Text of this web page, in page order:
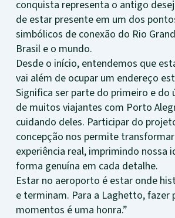
conquista representa o antigo
de estar presente em um dos
simbólicos de conexão do Rio
Brasil e o mundo.
Desde o início, entendemos que
vai além de ocupar um endereço
Significa ser parte do primeiro e
de muitos viajantes com Porto
cuidando deles. Participar do
concepção nos permite
experiência real, imprimindo nossa
forma genuína em cada detalhe.
Estar no aeroporto é estar onde
e terminam. Para a Laghetto, fazer
momentos é uma honra.”